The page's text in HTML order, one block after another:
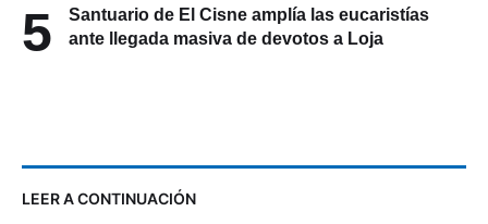
5
Santuario de El Cisne amplía las eucaristías
ante llegada masiva de devotos a Loja
LEER A CONTINUACIÓN